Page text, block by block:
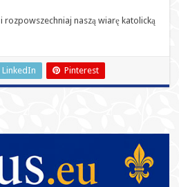
rozpowszechniaj naszą wiarę katolicką
LinkedIn Pinterest